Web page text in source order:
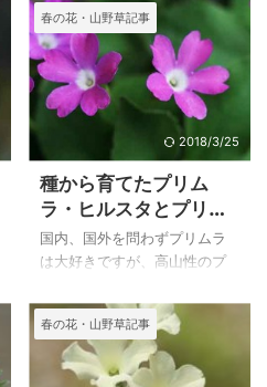
ホタルブクロは増えて困るく
らいですが、同じ仲間の高山
性のカンパニュラはかなり難
しいのですが、カンパニュラ
コルヘンシスは毎年綺麗な花
を見せてくれます。
春の花・山野草記事
2018/3/25
種から育てたプリム
ラ・ヒルスタとプリム
ラ・エラティオール
国内、国外を問わずプリムラ
は大好きですが、高山性のプ
が多く、数年で枯れてしまっ
たものもあります。
かなりの種類の種を播きまし
たが、現在は残っているもの
春の花・山野草記事